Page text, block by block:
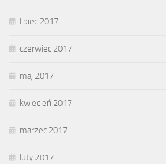
lipiec 2017
czerwiec 2017
maj 2017
kwiecień 2017
marzec 2017
luty 2017